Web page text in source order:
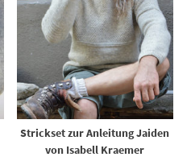
Strickset zur Anleitung Jaiden
von Isabell Kraemer